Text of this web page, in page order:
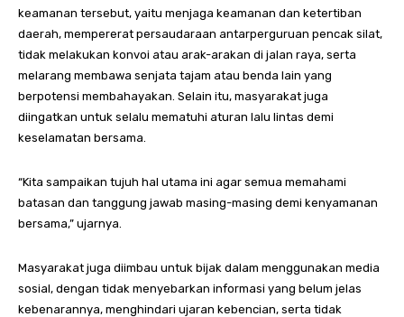
keamanan tersebut, yaitu menjaga keamanan dan ketertiban
daerah, mempererat persaudaraan antarperguruan pencak silat,
tidak melakukan konvoi atau arak-arakan di jalan raya, serta
melarang membawa senjata tajam atau benda lain yang
berpotensi membahayakan. Selain itu, masyarakat juga
diingatkan untuk selalu mematuhi aturan lalu lintas demi
keselamatan bersama.
“Kita sampaikan tujuh hal utama ini agar semua memahami
batasan dan tanggung jawab masing-masing demi kenyamanan
bersama,” ujarnya.
Masyarakat juga diimbau untuk bijak dalam menggunakan media
sosial, dengan tidak menyebarkan informasi yang belum jelas
kebenarannya, menghindari ujaran kebencian, serta tidak